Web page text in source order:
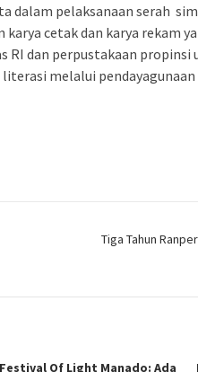
dalam pelaksanaan serah
karya cetak dan karya rekam
RI dan perpustakaan propinsi
melalui
Tiga Tahun
Festival Of Light Manado: Ada